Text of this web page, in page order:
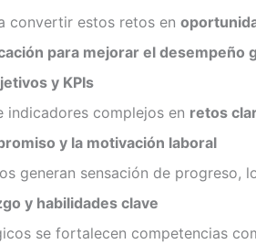
convertir estos retos en
para mejorar el desempeño
y KPIs
indicadores complejos en retos
y la motivación laboral
generan sensación de progreso,
y habilidades clave
se fortalecen competencias